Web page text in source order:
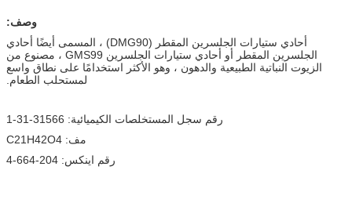
وصف:
أحادي ستيارات الجلسرين المقطر (DMG90) ، المسمى أيضًا أحادي
الجلسرين المقطر أو أحادي ستيارات الجلسرين GMS99 ، مصنوع من
الزيوت النباتية الطبيعية والدهون ، وهو الأكثر استخدامًا على نطاق واسع
لمستحلب الطعام.
رقم سجل المستخلصات الكيميائية: 31566-31-1
مف: C21H42O4
رقم اينكس: 204-664-4